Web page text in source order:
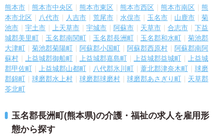
熊本市 熊本市中央区 熊本市東区 熊本市西区 熊本市南区
熊
本市北区
八代市 人吉市 荒尾市 水俣市 玉名市 山鹿市
菊
池市
宇土市 上天草市 宇城市 阿蘇市 天草市 合志市
下益
城郡美里町
玉名郡南関町 玉名郡長洲町 玉名郡和水町
菊池郡
大津町
菊池郡菊陽町 阿蘇郡小国町 阿蘇郡西原村
阿蘇郡南阿
蘇村
上益城郡御船町 上益城郡嘉島町 上益城郡益城町
上益城
郡甲佐町
上益城郡山都町 八代郡氷川町 葦北郡津奈木町
球磨
郡錦町
球磨郡水上村 球磨郡球磨村 球磨郡あさぎり町
天草郡
苓北町
玉名郡長洲町(熊本県)の介護・福祉の求人を雇用形
態から探す